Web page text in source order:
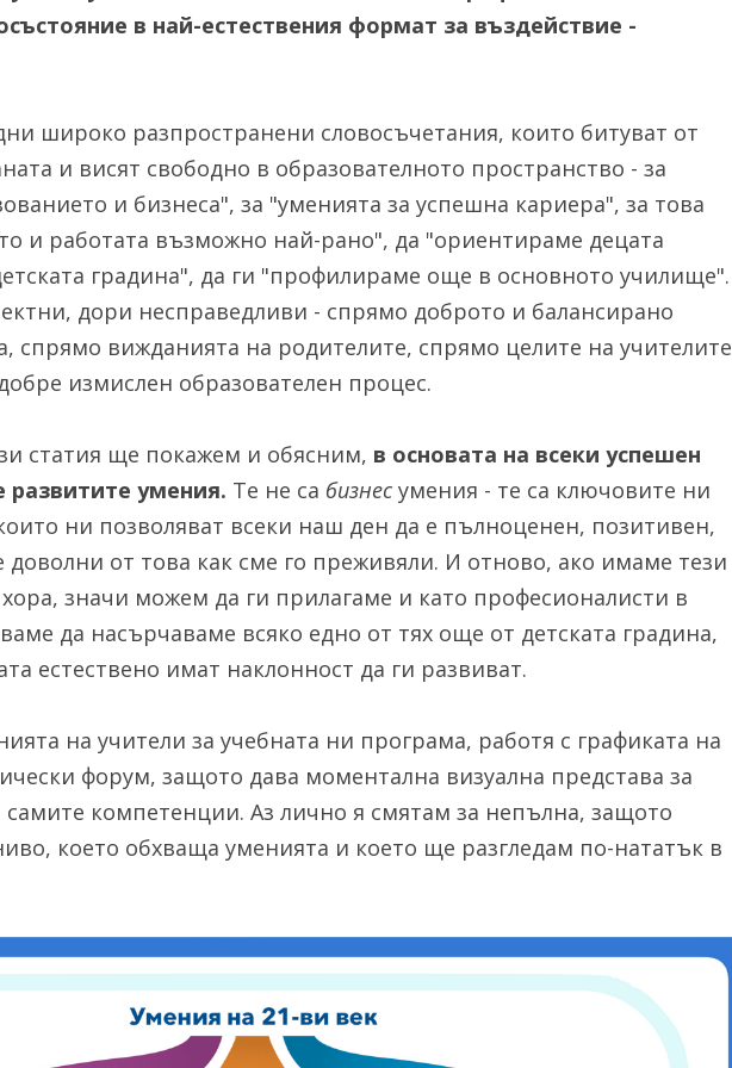
в най-естествения формат за въздействие -
широко разпространени словосъчетания, които битуват от
и висят свободно в образователното пространство - за
и бизнеса", за "уменията за успешна кариера", за това
и работата възможно най-рано", да "ориентираме децата
градина", да ги "профилираме още в основното училище".
дори несправедливи - спрямо доброто и балансирано
спрямо вижданията на родителите, спрямо целите на учителите
измислен образователен процес.
статия ще покажем и обясним, в основата на всеки успешен
развитите умения. Те не са бизнес
ни позволяват всеки наш ден да е пълноценен, позитивен,
доволни от това как сме го преживяли. И отново, ако имаме тези
значи можем да ги прилагаме и като професионалисти в
да насърчаваме всяко едно от тях още от детската градина,
естествено имат наклонност да ги развиват.
на учители за учебната ни програма, работя с графиката на
форум, защото дава моментална визуална представа за
компетенции. Аз лично я смятам за непълна, защото
което обхваща уменията и което ще разгледам по-нататък в